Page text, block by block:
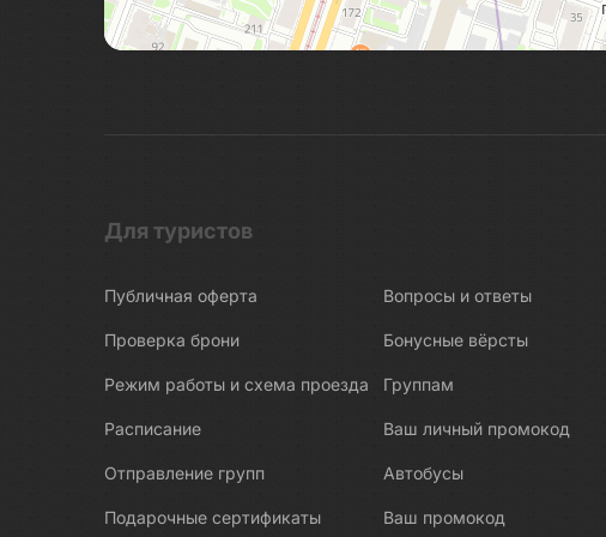
Беломорские петроглифы
Беломорско-Балтийский канал
Бобруйск
Богословка
Богота
Бодрум
Бологое
Болото Ельня
Для туристов
Публичная оферта
Проверка брони
Режим работы и схема проезда
Расписание
Отправление групп
Подарочные сертификаты
Вопросы и ответы
Бонусные вёрсты
Группам
Ваш личный промокод
Автобусы
Ваш промокод